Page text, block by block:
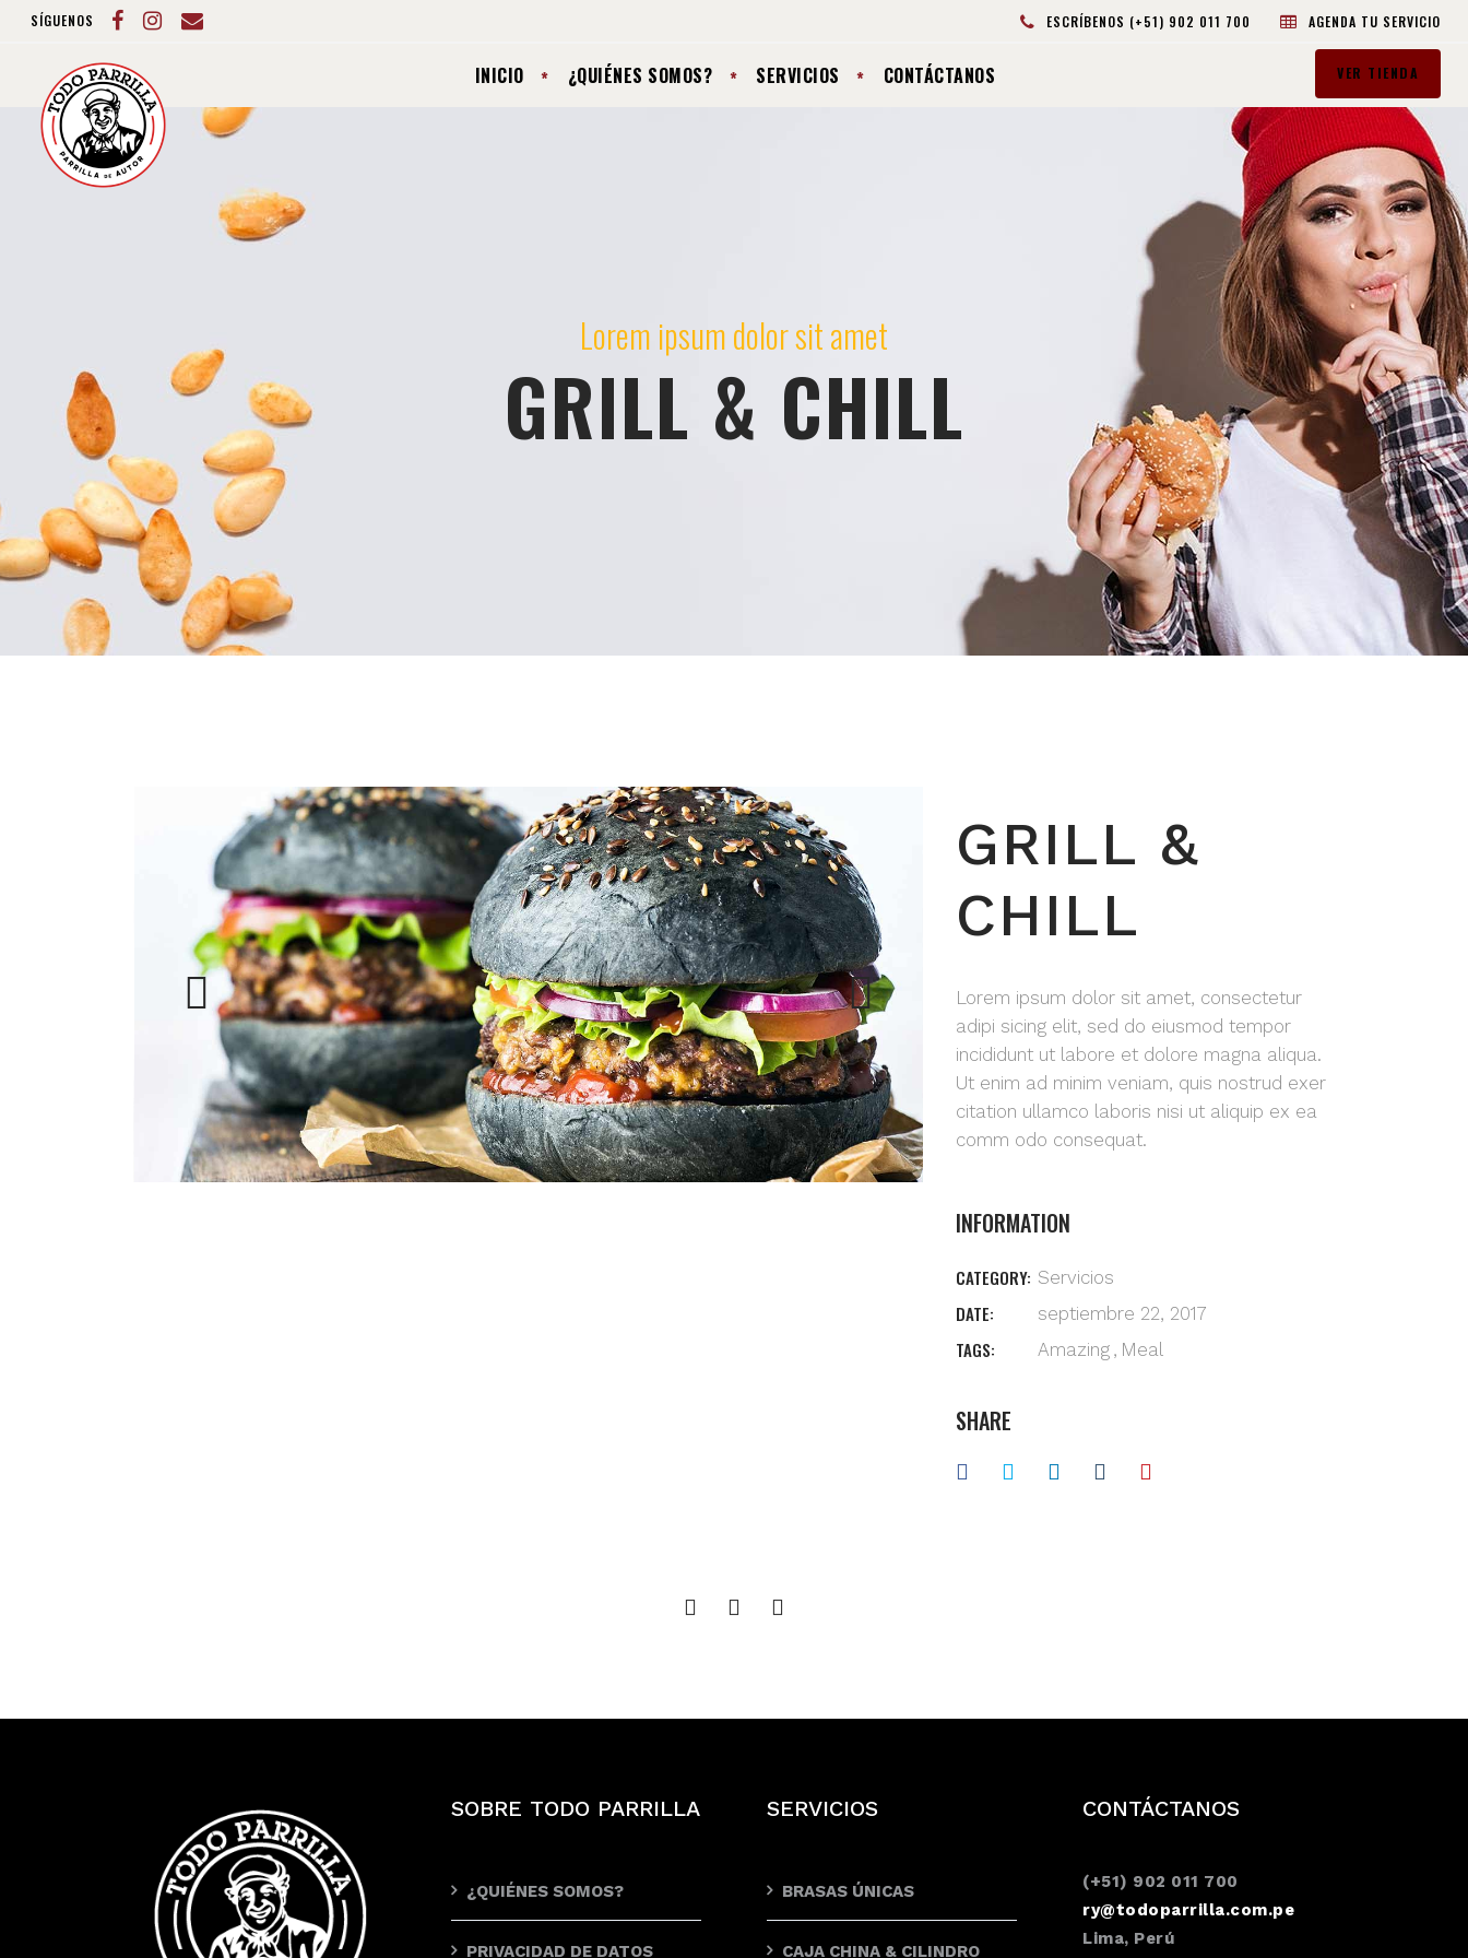
SÍGUENOS ESCRÍBENOS (+51) 902 011 700 AGENDA TU SERVICIO
INICIO ¿QUIÉNES SOMOS? SERVICIOS CONTÁCTANOS VER TIENDA
Lorem ipsum dolor sit amet
GRILL & CHILL
GRILL &
CHILL
Lorem ipsum dolor sit amet, consectetur
adipi sicing elit, sed do eiusmod tempor
incididunt ut labore et dolore magna aliqua.
Ut enim ad minim veniam, quis nostrud exer
citation ullamco laboris nisi ut aliquip ex ea
comm odo consequat.
INFORMATION
CATEGORY: Servicios
DATE: septiembre 22, 2017
TAGS: Amazing Meal
SHARE
SOBRE TODO PARRILLA
¿QUIÉNES SOMOS?
PRIVACIDAD DE DATOS
SERVICIOS
BRASAS ÚNICAS
CAJA CHINA & CILINDRO
CONTÁCTANOS
(+51) 902 011 700
ry@todoparrilla.com.pe
Lima, Perú